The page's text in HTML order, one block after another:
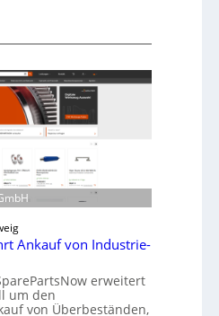
Ankauf von Industrie-
erweitert
um den
von Überbeständen,